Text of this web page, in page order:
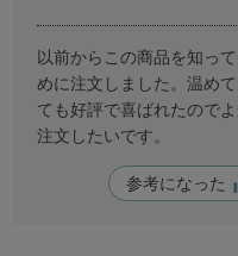
以前からこの商品を知っ
めに注文しました。温め
ても好評で喜ばれたので
注文したいです。
参考になった